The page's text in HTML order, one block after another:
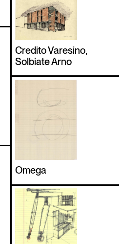
Omega
Credito Varesino,
Solbiate Arno